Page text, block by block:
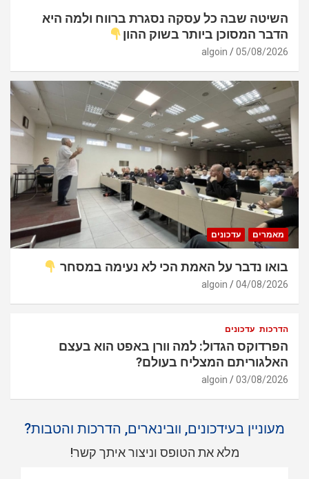
השיטה שבה כל עסקה נסגרת ברווח ולמה היא
הדבר המסוכן ביותר בשוק ההון
05/08/2026
algoin
מאמרים עדכונים
בואו נדבר על האמת הכי לא נעימה במסחר
04/08/2026
algoin
הדרכות עדכונים
הפרדוקס הגדול: למה וורן באפט הוא בעצם
האלגוריתם המצליח בעולם?
03/08/2026
algoin
מעוניין בעידכונים, וובינארים, הדרכות והטבות?
מלא את הטופס וניצור איתך קשר!